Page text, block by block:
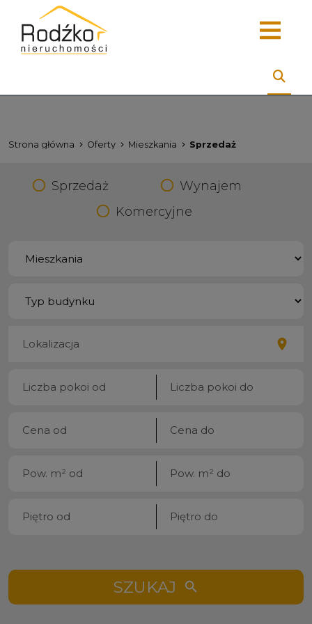
Strona główna Oferty Mieszkania Sprzedaż
Sprzedaż
Wynajem
Komercyjne
SZUKAJ